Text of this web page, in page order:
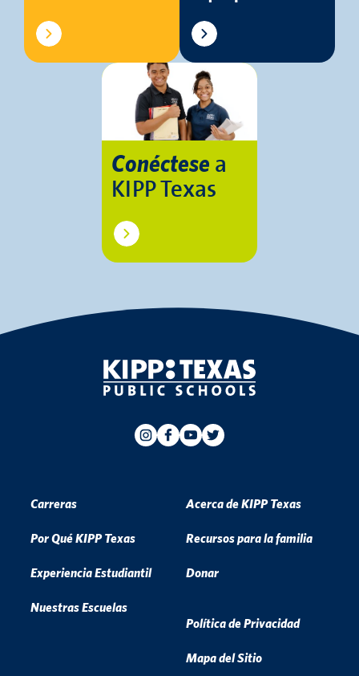
Conéctese a
KIPP Texas
Carreras
Por Qué KIPP Texas
Experiencia Estudiantil
Nuestras Escuelas
Acerca de KIPP Texas
Recursos para la familia
Donar
Política de Privacidad
Mapa del Sitio